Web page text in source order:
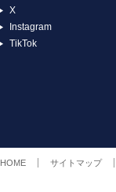
X
Instagram
TikTok
HOME サイトマップ